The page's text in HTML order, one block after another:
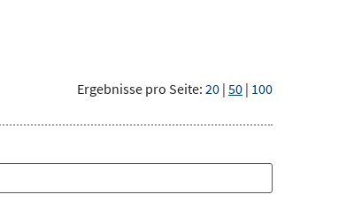
Ergebnisse pro Seite: 20 | 50 | 100